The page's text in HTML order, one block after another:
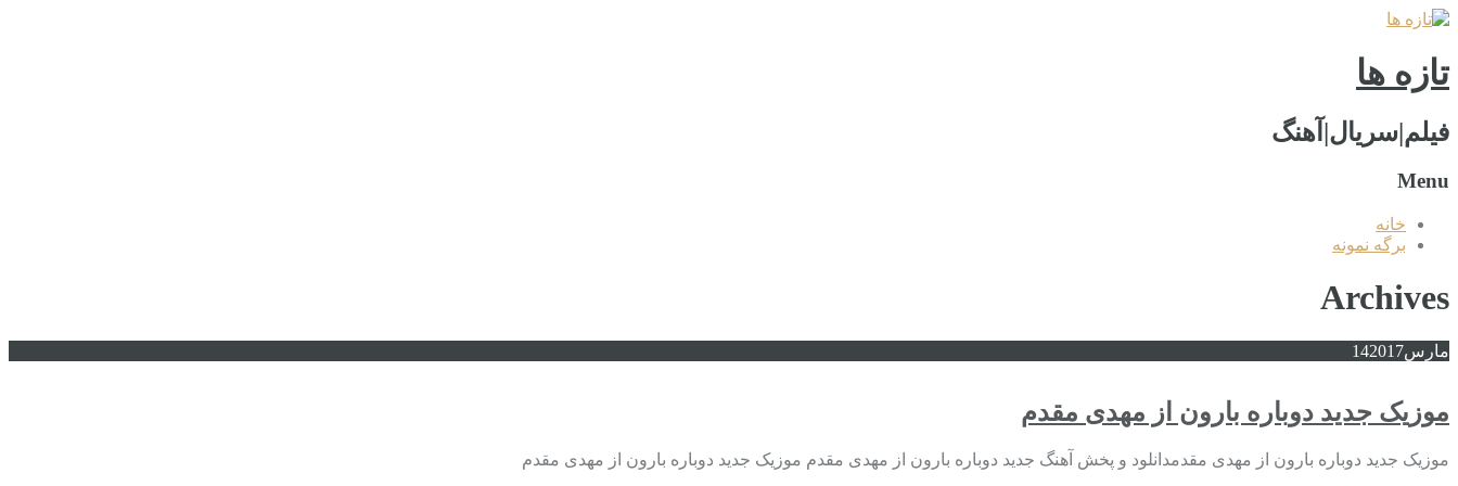
تازه ها
فیلم|سریال|آهنگ
Menu
خانه
برگه نمونه
Archives
مارس 142017
موزیک جدید دوباره بارون از مهدی مقدم
موزیک جدید دوباره بارون از مهدی مقدمدانلود و پخش آهنگ جدید دوباره بارون از مهدی مقدم موزیک جدید دوباره بارون از مهدی مقدم